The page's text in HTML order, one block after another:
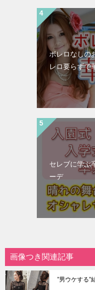
ボレロなしの
レロ要らずで
セレブに学ぶ
ーデ
画像つき関連記事
”男ウケする”